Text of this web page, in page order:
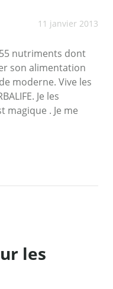
11 janvier 2013
nutriments dont
son alimentation
moderne. Vive les
Je les
magique . Je me
les